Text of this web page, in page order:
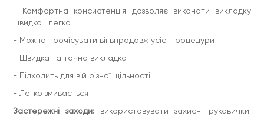
валики та рівномірно розподілити його по їхній поверхні.
3. Викласти вії на нанесений бальзам у потрібному
напрямку за допомогою мікробраша та аплікатора.
ВАЖЛИВО! Під час роботи з жорсткими або неслухняними
віями нанести товщий шар бальзаму, але уникати
надлишків, щоб не уповільнити дію першого компоненту
(Засіб 1).
4. Видалити залишки Засобу 1 спочатку сухою ватною
паличкою, а потім — паличкою, змоченою водою.
- Комфортна консистенція дозволяє виконати викладку
швидко і легко
- Можна прочісувати вії впродовж усієї процедури
- Швидка та точна викладка
- Підходить для вій різної щільності
- Легко змивається
Застережні заходи: використовувати захисні рукавички.